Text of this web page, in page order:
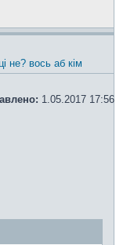
не? вось аб кім
1.05.2017 17:56